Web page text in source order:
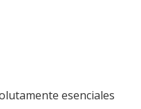
esenciales